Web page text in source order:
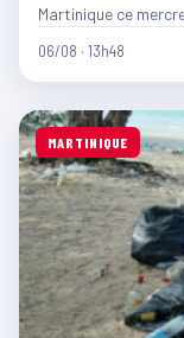
Martinique ce
06/08 · 13h48
MARTINIQUE